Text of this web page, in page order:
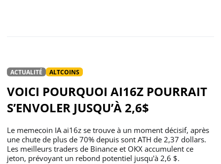
ACTUALITÉ ALTCOINS
VOICI POURQUOI AI16Z POURRAIT
S’ENVOLER JUSQU’À 2,6$
Le memecoin IA ai16z se trouve à un moment décisif, après
une chute de plus de 70% depuis sont ATH de 2,37 dollars.
Les meilleurs traders de Binance et OKX accumulent ce
jeton, prévoyant un rebond potentiel jusqu'à 2,6 $.